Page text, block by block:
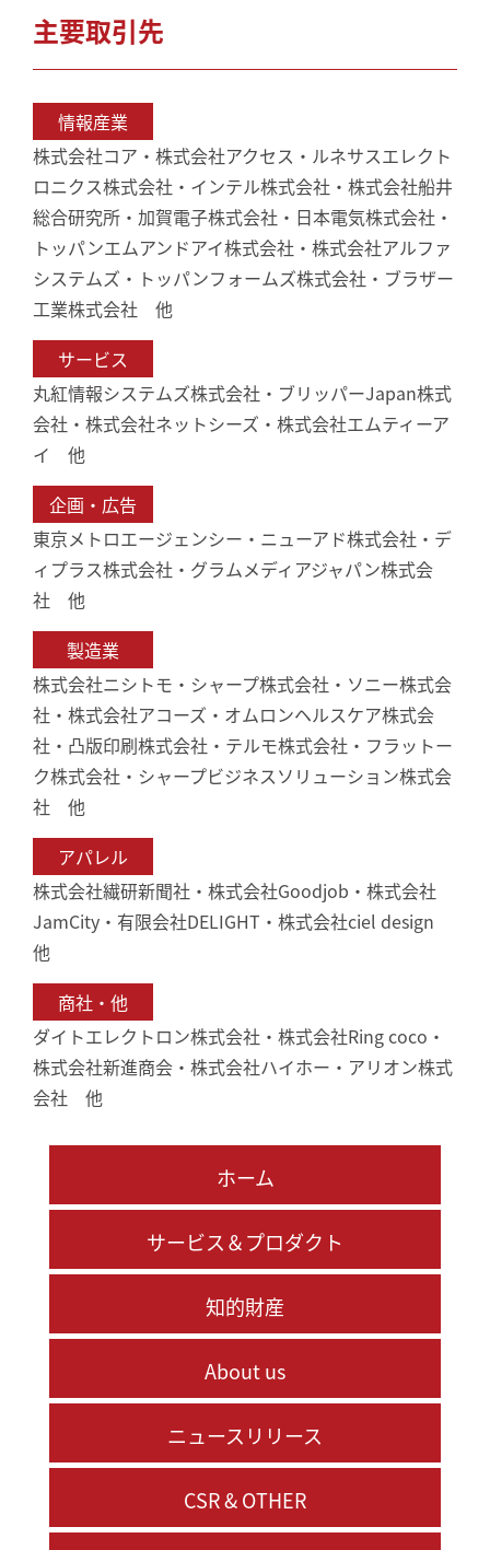
主要取引先
情報産業
株式会社コア・株式会社アクセス・ルネサスエレクト
ロニクス株式会社・インテル株式会社・株式会社船井
総合研究所・加賀電子株式会社・日本電気株式会社・
トッパンエムアンドアイ株式会社・株式会社アルファ
システムズ・トッパンフォームズ株式会社・ブラザー
工業株式会社 他
サービス
丸紅情報システムズ株式会社・ブリッパーJapan株式
会社・株式会社ネットシーズ・株式会社エムティーア
イ 他
企画・広告
東京メトロエージェンシー・ニューアド株式会社・デ
ィプラス株式会社・グラムメディアジャパン株式会
社 他
製造業
株式会社ニシトモ・シャープ株式会社・ソニー株式会
社・株式会社アコーズ・オムロンヘルスケア株式会
社・凸版印刷株式会社・テルモ株式会社・フラットー
ク株式会社・シャープビジネスソリューション株式会
社 他
アパレル
株式会社繊研新聞社・株式会社Goodjob・株式会社
JamCity・有限会社DELIGHT・株式会社ciel design
他
商社・他
ダイトエレクトロン株式会社・株式会社Ring coco・
株式会社新進商会・株式会社ハイホー・アリオン株式
会社 他
ホーム
サービス＆プロダクト
知的財産
About us
ニュースリリース
CSR & OTHER